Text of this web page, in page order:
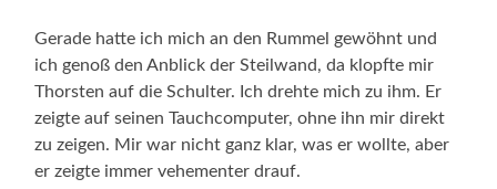
Gerade hatte ich mich an den Rummel gewöhnt und
ich genoß den Anblick der Steilwand, da klopfte mir
Thorsten auf die Schulter. Ich drehte mich zu ihm. Er
zeigte auf seinen Tauchcomputer, ohne ihn mir direkt
zu zeigen. Mir war nicht ganz klar, was er wollte, aber
er zeigte immer vehementer drauf.